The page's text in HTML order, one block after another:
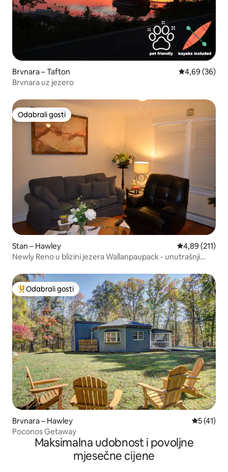
Brvnara – Tafton Prosječna
4,69 (36)
Brvnara uz jezero
Odabrali gosti
Odabrali gosti
Stan – Hawley Prosječna
4,89 (211)
Newly Reno u blizini jezera Wallanpaupack - unutrašnji
Među najviše rangiranima s oznakom „Odabrali gosti”
Odabrali gosti
Brvnara – Hawley
5 (41)
Poconos Getaway
Maksimalna udobnost i povoljne
mjesečne cijene